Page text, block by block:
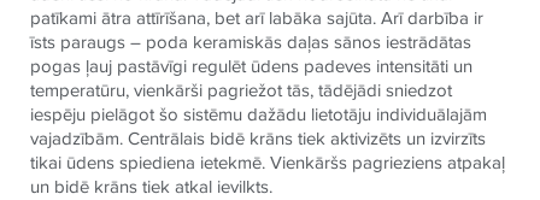
patīkami ātra attīrīšana, bet arī labāka sajūta. Arī darbība ir
īsts paraugs – poda keramiskās daļas sānos iestrādātas
pogas ļauj pastāvīgi regulēt ūdens padeves intensitāti un
temperatūru, vienkārši pagriežot tās, tādējādi sniedzot
iespēju pielāgot šo sistēmu dažādu lietotāju individuālajām
vajadzībām. Centrālais bidē krāns tiek aktivizēts un izvirzīts
tikai ūdens spiediena ietekmē. Vienkāršs pagrieziens atpakaļ
un bidē krāns tiek atkal ievilkts.